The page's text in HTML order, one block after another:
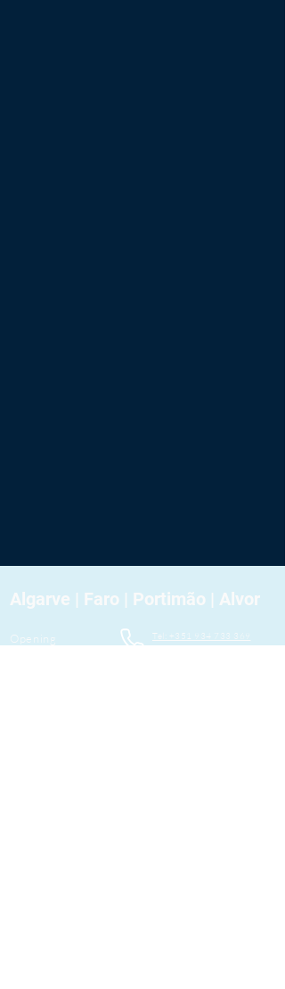
Algarve | Faro | Portimão | Alvor
Opening
Tel: +351 934 733 369